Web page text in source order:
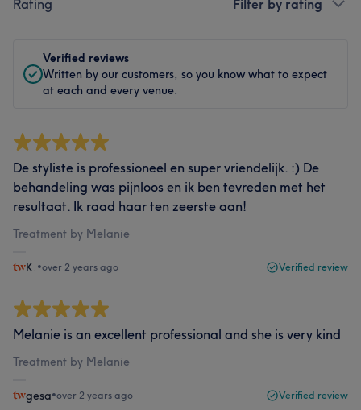
Rating Filter by rating
Verified reviews
Written by our customers, so you know what to expect
at each and every venue.
De styliste is professioneel en super vriendelijk. :) De
behandeling was pijnloos en ik ben tevreden met het
resultaat. Ik raad haar ten zeerste aan!
Treatment by Melanie
K. •over 2 years ago Verified review
Melanie is an excellent professional and she is very kind
Treatment by Melanie
gesa•over 2 years ago Verified review